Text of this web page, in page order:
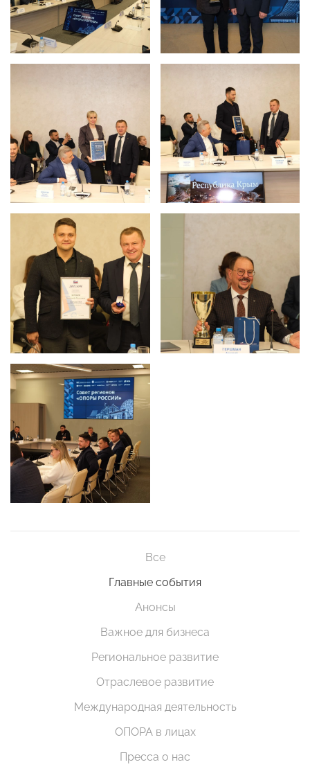
Все
Главные события
Анонсы
Важное для бизнеса
Региональное развитие
Отраслевое развитие
Международная деятельность
ОПОРА в лицах
Пресса о нас